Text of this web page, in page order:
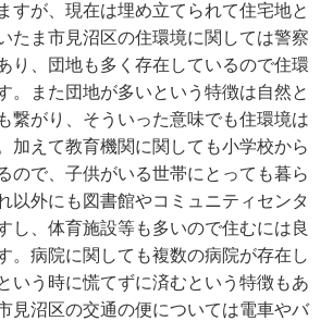
すが、現在は埋め立てられて住宅地と
たま市見沼区の住環境に関しては警察
り、団地も多く存在しているので住環
。また団地が多いという特徴は自然と
繋がり、そういった意味でも住環境は
加えて教育機関に関しても小学校から
ので、子供がいる世帯にとっても暮ら
以外にも図書館やコミュニティセンタ
し、体育施設等も多いので住むには良
。病院に関しても複数の病院が存在し
いう時に慌てずに済むという特徴もあ
見沼区の交通の便については電車やバ